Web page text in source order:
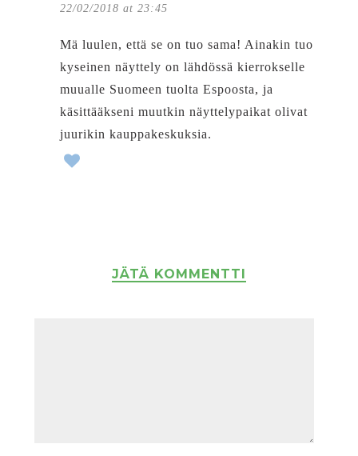
22/02/2018 at 23:45
Mä luulen, että se on tuo sama! Ainakin tuo
kyseinen näyttely on lähdössä kierrokselle
muualle Suomeen tuolta Espoosta, ja
käsittääkseni muutkin näyttelypaikat olivat
juurikin kauppakeskuksia.
JÄTÄ KOMMENTTI